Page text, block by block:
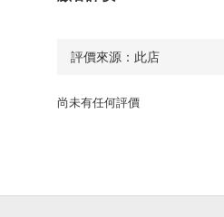
尚未有任何評價